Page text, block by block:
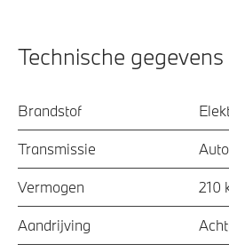
Technische gegevens
Brandstof
Transmissie
Vermogen 210
Aandrijving